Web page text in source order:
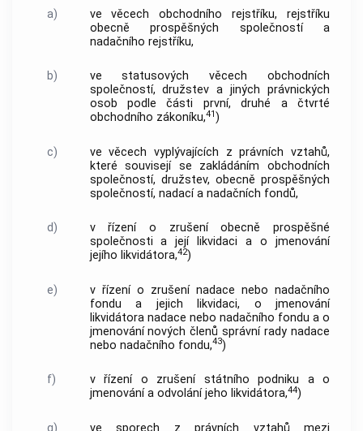
a)
ve věcech obchodního rejstříku, rejstříku
obecně prospěšných společností a
nadačního rejstříku,
b)
ve statusových věcech obchodních
společností, družstev a jiných právnických
osob podle části první, druhé a čtvrté
obchodního zákoníku,41)
c)
ve věcech vyplývajících z právních vztahů,
které souvisejí se zakládáním obchodních
společností, družstev, obecně prospěšných
společností, nadací a nadačních fondů,
d)
v řízení o zrušení obecně prospěšné
společnosti a její likvidaci a o jmenování
jejího likvidátora,42)
e)
v řízení o zrušení nadace nebo nadačního
fondu a jejich likvidaci, o jmenování
likvidátora nadace nebo nadačního fondu a o
jmenování nových členů správní rady nadace
nebo nadačního fondu,43)
f)
v řízení o zrušení státního podniku a o
jmenování a odvolání jeho likvidátora,44)
g) ve sporech z právních vztahů mezi